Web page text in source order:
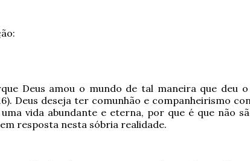
Deus amou o mundo de tal maneira que deu o
Deus deseja ter comunhão e companheirismo
vida abundante e eterna, por que é que não
resposta nesta sóbria realidade.